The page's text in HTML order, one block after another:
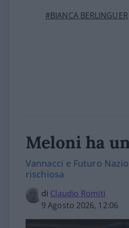
#BIANCA BERLINGUER
Meloni ha
Vannacci e Futuro
rischiosa
di Claudio Romiti
9 Agosto 2026, 12:06